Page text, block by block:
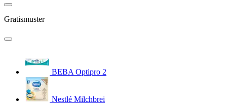
Gratismuster
BEBA Optipro 2
Nestlé Milchbrei